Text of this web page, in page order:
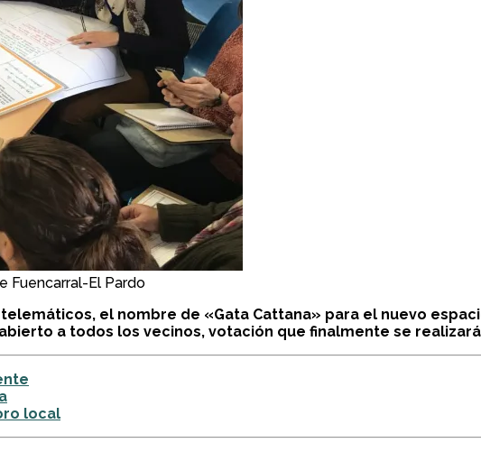
Fuencarral-El Pardo
el nombre de «Gata Cattana» para el nuevo
a todos los vecinos, votación que finalmente se
local